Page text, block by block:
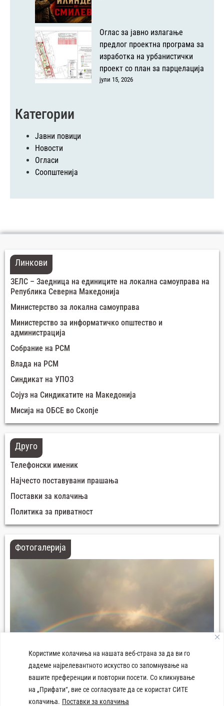
Користиме колачиња на нашата веб-страна за да ви го
дадеме најрелевантното искуство со запомнување на
вашите преференции и повторни посети. Со кликнување
на „Прифати“, вие се согласувате да се користат СИТЕ
колачиња. Поставки за колачиња
Оглас за јавно излагање
предлог проектна програма за
изработка на урбанистички
проект со план за парцелација
јули 15, 2026
Категории
Јавни повици
Новости
Огласи
Соопштенија
Линкови
ЗЕЛС – Заедница на единиците на локална самоуправа на
Република Северна Македонија
Министерство за локална самоуправа
Министерство за информатичко општество и
администрација
Собрание на РСМ
Влада на РСМ
Синдикат на УПОЗ
Сојуз на Синдикатите на Македонија
Мисија на ОБСЕ во Скопје
Друго
Телефонски именик
Најчесто поставувани прашања
Поставки за колачиња
Политика за приватност
Фотогалерија
Панорама град Демир Хисар